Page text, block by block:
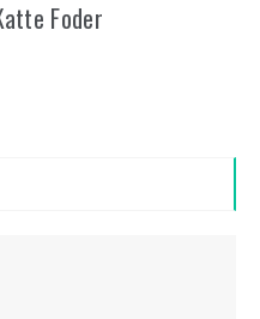
Foder